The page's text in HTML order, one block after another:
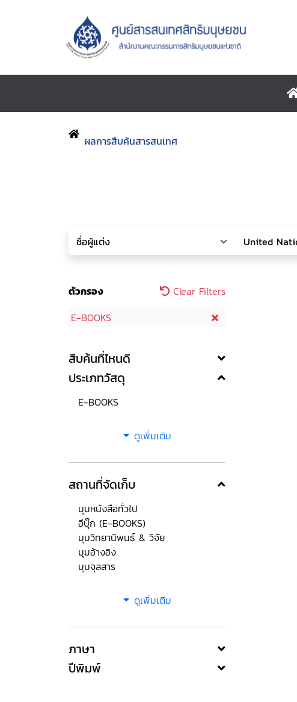
ผลการสืบค้นสารสนเทศ
ตัวกรอง
Clear Filters
E-BOOKS
สืบค้นที่ไหนดี
ประเภทวัสดุ
E-BOOKS
ดูเพิ่มเติม
สถานที่จัดเก็บ
มุมหนังสือทั่วไป
อีบุ๊ก (E-BOOKS)
มุมวิทยานิพนธ์ & วิจัย
มุมอ้างอิง
มุมจุลสาร
ดูเพิ่มเติม
ภาษา
ปีพิมพ์